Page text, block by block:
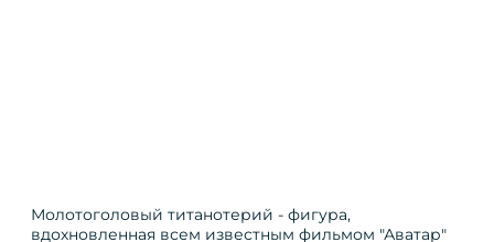
Молотоголовый титанотерий - фигура,
вдохновленная всем известным фильмом "Аватар"